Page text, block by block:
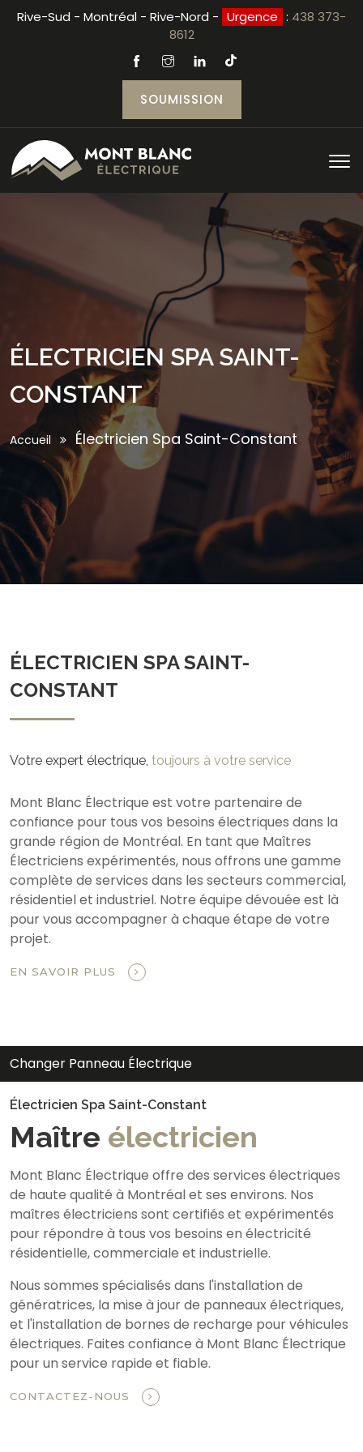
Rive-Sud - Montréal - Rive-Nord - Urgence : 438 373-
8612
SOUMISSION
ÉLECTRICIEN SPA SAINT-
CONSTANT
Accueil Électricien Spa Saint-Constant
ÉLECTRICIEN SPA SAINT-
CONSTANT
Votre expert électrique, toujours à votre service
Mont Blanc Électrique est votre partenaire de
confiance pour tous vos besoins électriques dans la
grande région de Montréal. En tant que Maîtres
Électriciens expérimentés, nous offrons une gamme
complète de services dans les secteurs commercial,
résidentiel et industriel. Notre équipe dévouée est là
pour vous accompagner à chaque étape de votre
projet.
EN SAVOIR PLUS
Changer Panneau Électrique
Électricien Spa Saint-Constant
Maître électricien
Mont Blanc Électrique offre des services électriques
de haute qualité à Montréal et ses environs. Nos
maîtres électriciens sont certifiés et expérimentés
pour répondre à tous vos besoins en électricité
résidentielle, commerciale et industrielle.
Nous sommes spécialisés dans l'installation de
génératrices, la mise à jour de panneaux électriques,
et l'installation de bornes de recharge pour véhicules
électriques. Faites confiance à Mont Blanc Électrique
pour un service rapide et fiable.
CONTACTEZ-NOUS